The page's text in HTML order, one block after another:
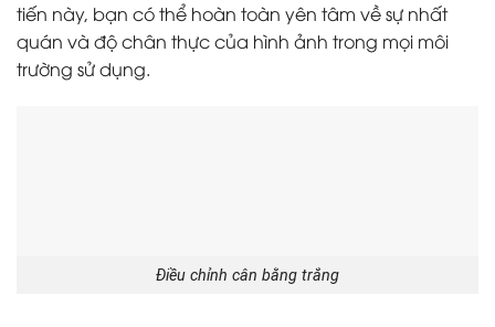
tiến này, bạn có thể hoàn toàn yên tâm về sự nhất
quán và độ chân thực của hình ảnh trong mọi môi
trường sử dụng.
Điều chỉnh cân bằng trắng